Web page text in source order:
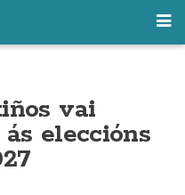
vai
eleccións